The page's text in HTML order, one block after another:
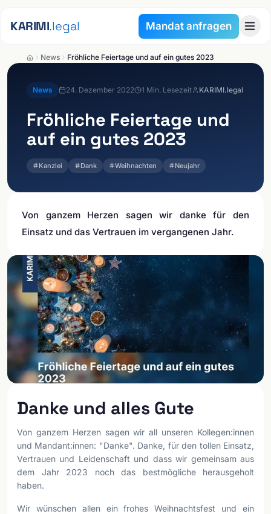
KARIMI.legal Mandat anfragen
News Fröhliche Feiertage und auf ein gutes 2023
News 24. Dezember 2022 1 Min. Lesezeit KARIMI.legal
Fröhliche Feiertage und
auf ein gutes 2023
Kanzlei Dank Weihnachten Neujahr
Von ganzem Herzen sagen wir danke für den
Einsatz und das Vertrauen im vergangenen Jahr.
Danke und alles Gute
Von ganzem Herzen sagen wir all unseren Kollegen:innen
und Mandant:innen: "Danke". Danke, für den tollen Einsatz,
Vertrauen und Leidenschaft und dass wir gemeinsam aus
dem Jahr 2023 noch das bestmögliche herausgeholt
haben.
Wir wünschen allen ein frohes Weihnachtsfest und ein